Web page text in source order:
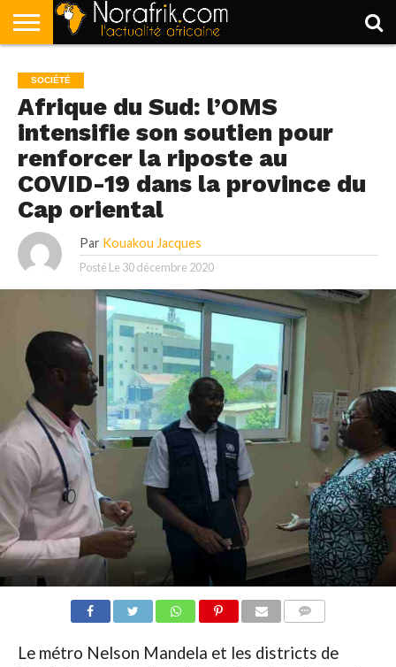
POLITIQUE
SOCIÉTÉ
ECONOMIE
SPORT
LIFESTYLE
SOCIÉTÉ
Afrique du Sud: l’OMS
intensifie son soutien pour
renforcer la riposte au
COVID-19 dans la province du
Cap oriental
Par Kouakou Jacques
Posté Le 30 décembre 2020
Le métro Nelson Mandela et les districts de